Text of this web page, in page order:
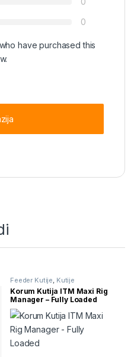
0
have purchased this
Feeder Kutije, Kutije
Korum Kutija ITM Maxi Rig
Manager – Fully Loaded